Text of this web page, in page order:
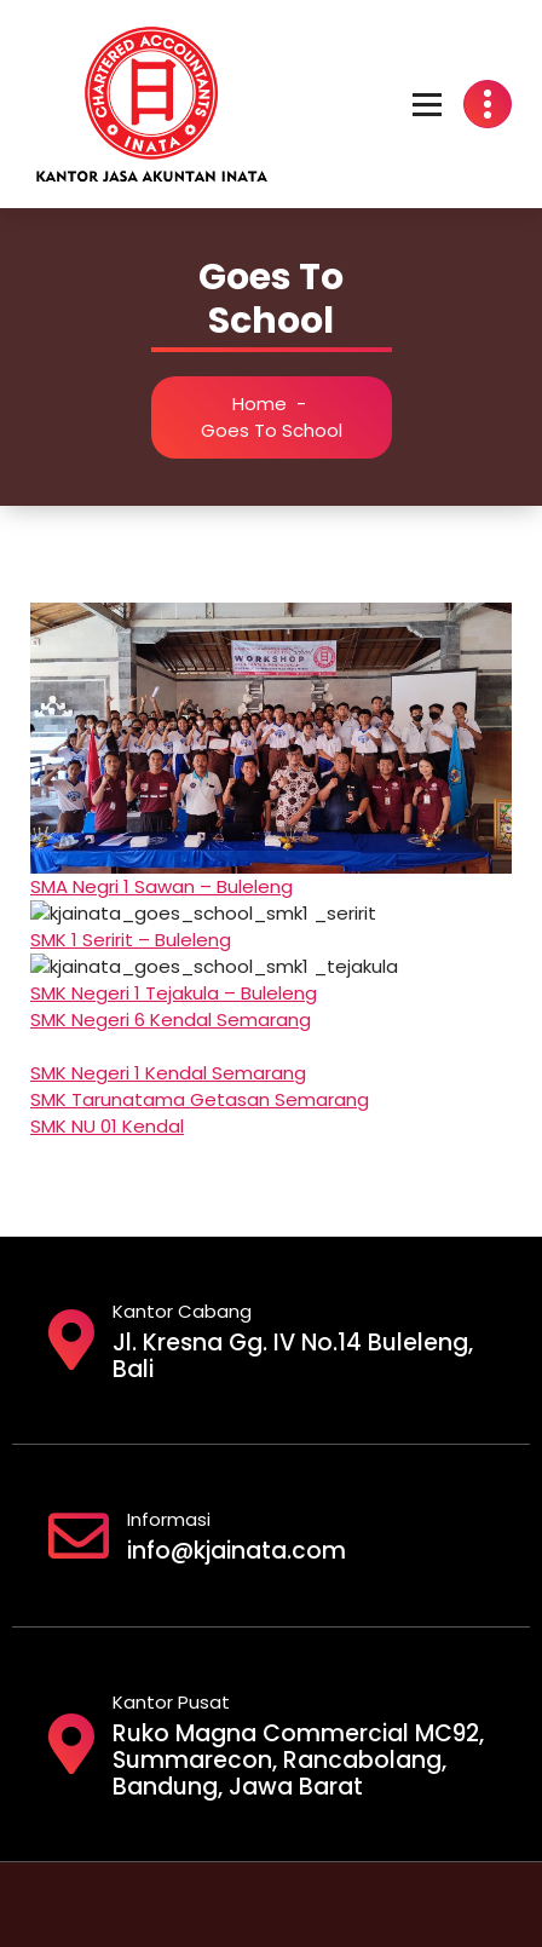
Goes To
School
Home -
Goes To School
SMA Negri 1 Sawan – Buleleng
SMK 1 Seririt – Buleleng
SMK Negeri 1 Tejakula – Buleleng
SMK Negeri 6 Kendal Semarang
SMK Negeri 1 Kendal Semarang
SMK Tarunatama Getasan Semarang
SMK NU 01 Kendal
Kantor Cabang
Jl. Kresna Gg. IV No.14 Buleleng,
Bali
Informasi
info@kjainata.com
Kantor Pusat
Ruko Magna Commercial MC92,
Summarecon, Rancabolang,
Bandung, Jawa Barat